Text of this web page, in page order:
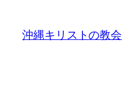
沖縄キリストの教会